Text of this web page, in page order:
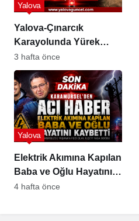
Yalova-Çınarcık
Karayolunda Yürek
Burkan Kaza
Yalova
3 hafta önce
Elektrik Akımına Kapılan
Baba ve Oğlu Hayatını
Kaybetti
Yalova
4 hafta önce